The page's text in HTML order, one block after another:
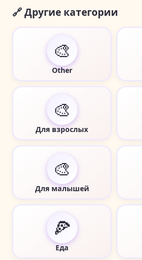
🔗 Другие категории
🎨
Other
🎨
Для взрослых
🎨
Для малышей
🍕
Еда